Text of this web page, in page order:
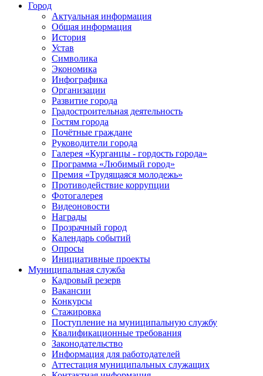
Город
Актуальная информация
Общая информация
История
Устав
Символика
Экономика
Инфографика
Организации
Развитие города
Градостроительная деятельность
Гостям города
Почётные граждане
Руководители города
Галерея «Курганцы - гордость города»
Программа «Любимый город»
Премия «Трудящаяся молодежь»
Противодействие коррупции
Фотогалерея
Видеоновости
Награды
Прозрачный город
Календарь событий
Опросы
Инициативные проекты
Муниципальная служба
Кадровый резерв
Вакансии
Конкурсы
Стажировка
Поступление на муниципальную службу
Квалификационные требования
Законодательство
Информация для работодателей
Аттестация муниципальных служащих